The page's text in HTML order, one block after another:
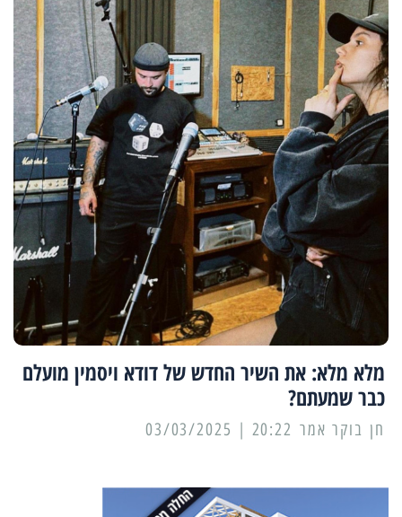
מלא מלא: את השיר החדש של דודא ויסמין מועלם
כבר שמעתם?
20:22 | 03/03/2025